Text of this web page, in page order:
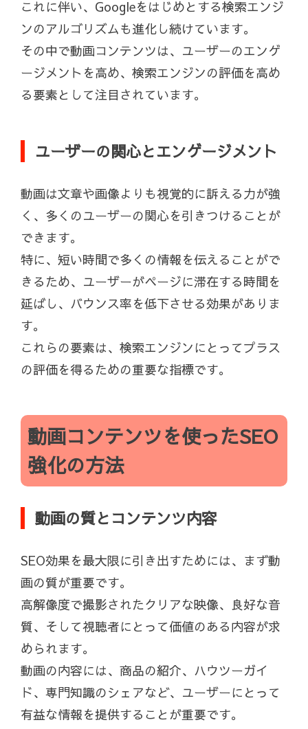
これに伴い、Googleをはじめとする検索エンジ
ンのアルゴリズムも進化し続けています。
その中で動画コンテンツは、ユーザーのエンゲ
ージメントを高め、検索エンジンの評価を高め
る要素として注目されています。
ユーザーの関心とエンゲージメント
動画は文章や画像よりも視覚的に訴える力が強
く、多くのユーザーの関心を引きつけることが
できます。
特に、短い時間で多くの情報を伝えることがで
きるため、ユーザーがページに滞在する時間を
延ばし、バウンス率を低下させる効果がありま
す。
これらの要素は、検索エンジンにとってプラス
の評価を得るための重要な指標です。
動画コンテンツを使ったSEO
強化の方法
動画の質とコンテンツ内容
SEO効果を最大限に引き出すためには、まず動
画の質が重要です。
高解像度で撮影されたクリアな映像、良好な音
質、そして視聴者にとって価値のある内容が求
められます。
動画の内容には、商品の紹介、ハウツーガイ
ド、専門知識のシェアなど、ユーザーにとって
有益な情報を提供することが重要です。